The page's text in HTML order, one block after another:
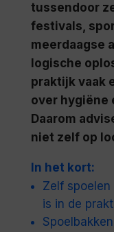
tussendoor
festivals,
meerdaagse
logische
praktijk vaak
over hygiëne
Daarom
niet zelf op
In het kort:
Zelf
is in de